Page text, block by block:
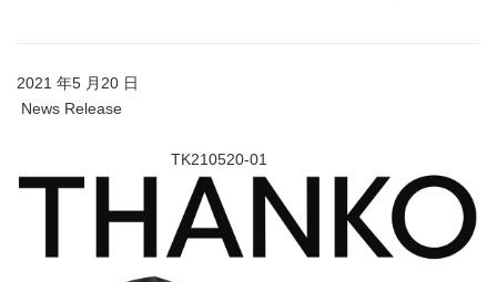
2021 年5 月20 日
News Release
TK210520-01